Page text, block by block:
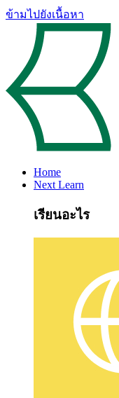
ข้ามไปยังเนื้อหา
Home
Next Learn
เรียนอะไร